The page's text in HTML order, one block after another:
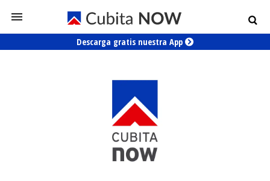
Descarga gratis nuestra App